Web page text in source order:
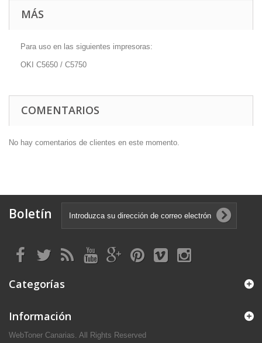
MÁS
Para uso en las siguientes impresoras:
OKI C5650 / C5750
COMENTARIOS
No hay comentarios de clientes en este momento.
Boletín
Categorías
Información
WebToner Canarias. All Rights Reserved